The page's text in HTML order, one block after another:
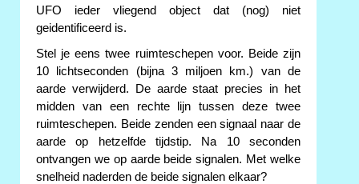
UFO ieder vliegend object dat (nog) niet
geidentificeerd is.
Stel je eens twee ruimteschepen voor. Beide zijn
10 lichtseconden (bijna 3 miljoen km.) van de
aarde verwijderd. De aarde staat precies in het
midden van een rechte lijn tussen deze twee
ruimteschepen. Beide zenden een signaal naar de
aarde op hetzelfde tijdstip. Na 10 seconden
ontvangen we op aarde beide signalen. Met welke
snelheid naderden de beide signalen elkaar?